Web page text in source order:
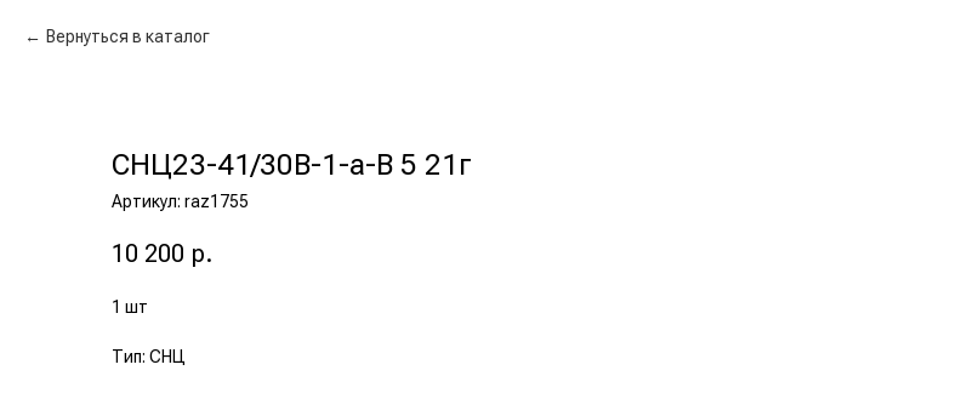
Вернуться в каталог
СНЦ23-41/30В-1-а-В 5 21г
Артикул: raz1755
10 200 р.
1 шт
Тип: СНЦ